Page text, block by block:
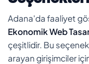
Adana'da faaliyet
Ekonomik Web
çeşitlidir. Bu
arayan girişimciler